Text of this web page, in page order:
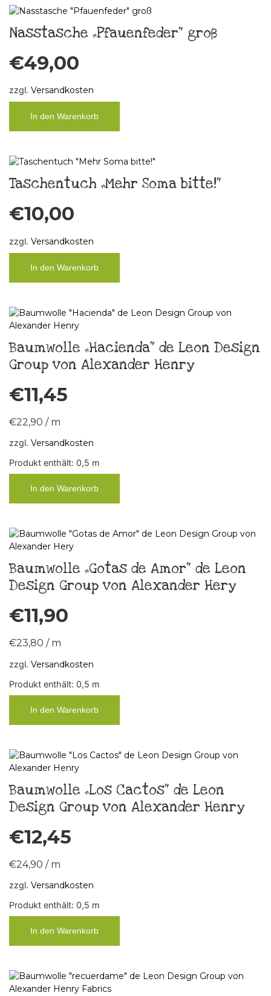
Nasstasche „Pfauenfeder“ groß
€49,00
zzgl. Versandkosten
In den Warenkorb
Taschentuch „Mehr Soma bitte!“
€10,00
zzgl. Versandkosten
In den Warenkorb
Baumwolle „Hacienda“ de Leon Design
Group von Alexander Henry
€11,45
€22,90 / m
zzgl. Versandkosten
Produkt enthält: 0,5 m
In den Warenkorb
Baumwolle „Gotas de Amor“ de Leon
Design Group von Alexander Hery
€11,90
€23,80 / m
zzgl. Versandkosten
Produkt enthält: 0,5 m
In den Warenkorb
Baumwolle „Los Cactos“ de Leon
Design Group von Alexander Henry
€12,45
€24,90 / m
zzgl. Versandkosten
Produkt enthält: 0,5 m
In den Warenkorb